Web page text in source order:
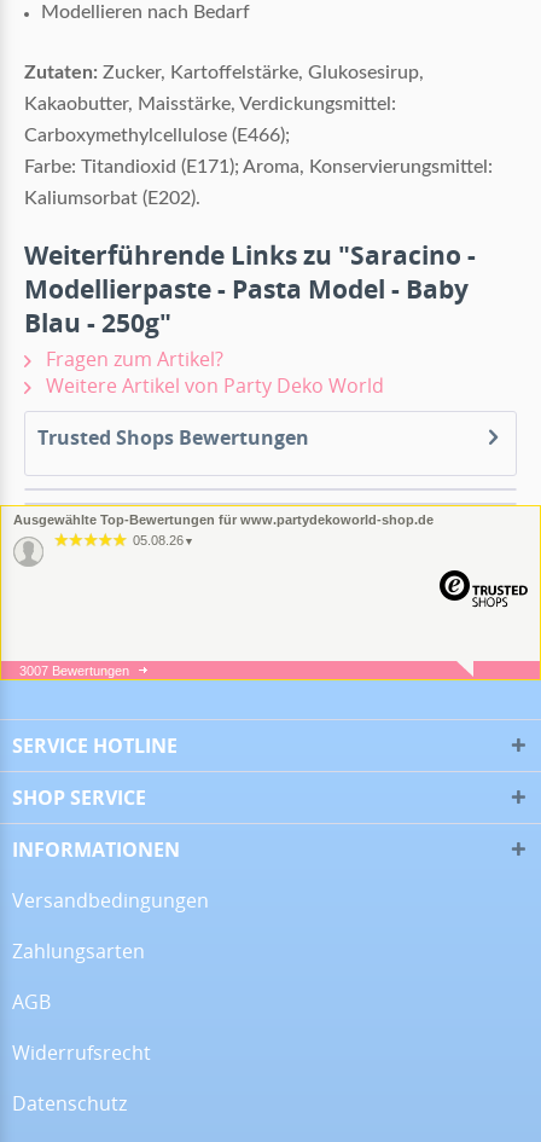
Modellieren nach Bedarf
Zutaten: Zucker, Kartoffelstärke, Glukosesirup,
Kakaobutter, Maisstärke, Verdickungsmittel:
Carboxymethylcellulose (E466);
Farbe: Titandioxid (E171); Aroma, Konservierungsmittel:
Kaliumsorbat (E202).
Weiterführende Links zu "Saracino -
Modellierpaste - Pasta Model - Baby
Blau - 250g"
Fragen zum Artikel?
Weitere Artikel von Party Deko World
Trusted Shops Bewertungen
Ausgewählte Top-Bewertungen für www.partydekoworld-shop.de
05.08.26 ▼
05.08.26▼
13.07.26
3007 Bewertungen
SERVICE HOTLINE
SHOP SERVICE
INFORMATIONEN
Versandbedingungen
Zahlungsarten
AGB
Widerrufsrecht
Datenschutz